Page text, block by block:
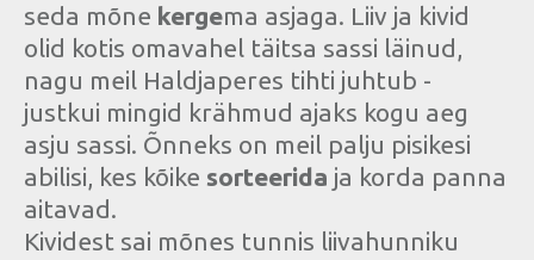
seda mõne kergema asjaga. Liiv ja kivid
olid kotis omavahel täitsa sassi läinud,
nagu meil Haldjaperes tihti juhtub -
justkui mingid krähmud ajaks kogu aeg
asju sassi. Õnneks on meil palju pisikesi
abilisi, kes kõike sorteerida ja korda panna
aitavad.
Kividest sai mõnes tunnis liivahunniku